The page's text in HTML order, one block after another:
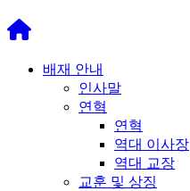
배재 안내
인사말
연혁
연혁
역대 이사장
역대 교장
교훈 및 상징